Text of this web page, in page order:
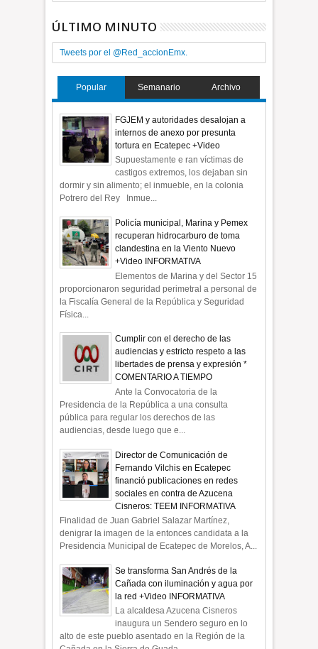
ÚLTIMO MINUTO
Tweets por el @Red_accionEmx.
Popular Semanario Archivo
FGJEM y autoridades desalojan a
internos de anexo por presunta
tortura en Ecatepec +Video
Supuestamente e ran víctimas de
castigos extremos, los dejaban sin
dormir y sin alimento; el inmueble, en la colonia
Potrero del Rey Inmue...
Policía municipal, Marina y Pemex
recuperan hidrocarburo de toma
clandestina en la Viento Nuevo
+Video INFORMATIVA
Elementos de Marina y del Sector 15
proporcionaron seguridad perimetral a personal de
la Fiscalía General de la República y Seguridad
Física...
Cumplir con el derecho de las
audiencias y estricto respeto a las
libertades de prensa y expresión *
COMENTARIO A TIEMPO
Ante la Convocatoria de la
Presidencia de la República a una consulta
pública para regular los derechos de las
audiencias, desde luego que e...
Director de Comunicación de
Fernando Vilchis en Ecatepec
financió publicaciones en redes
sociales en contra de Azucena
Cisneros: TEEM INFORMATIVA
Finalidad de Juan Gabriel Salazar Martínez,
denigrar la imagen de la entonces candidata a la
Presidencia Municipal de Ecatepec de Morelos, A...
Se transforma San Andrés de la
Cañada con iluminación y agua por
la red +Video INFORMATIVA
La alcaldesa Azucena Cisneros
inaugura un Sendero seguro en lo
alto de este pueblo asentado en la Región de la